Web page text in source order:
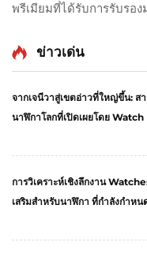
พรีเมียมที่ได้รับการรับรอ
พบวิสัยทัศน์ของเราก้าวสู่ปี
ข่าวเด่น
จากเจนีวาสู่เขตอ่าวที่ใหญ่ขึ้น: ส
นาฬิกาโลกที่เปิดเผยโดย Watch
การวิเคราะห์เชิงลึกงาน
เสริมสำหรับนาฬิกา ที่กำลังกำห